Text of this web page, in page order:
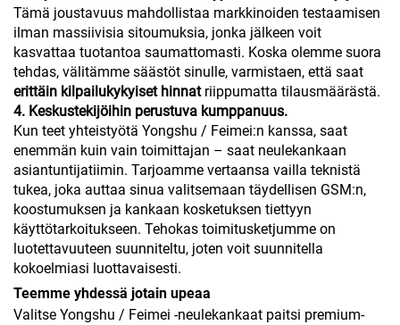
Tämä joustavuus mahdollistaa markkinoiden testaamisen
ilman massiivisia sitoumuksia, jonka jälkeen voit
kasvattaa tuotantoa saumattomasti. Koska olemme suora
tehdas, välitämme säästöt sinulle, varmistaen, että saat
erittäin kilpailukykyiset hinnat riippumatta tilausmäärästä.
4. Keskustekijöihin perustuva kumppanuus.
Kun teet yhteistyötä Yongshu / Feimei:n kanssa, saat
enemmän kuin vain toimittajan – saat neulekankaan
asiantuntijatiimin. Tarjoamme vertaansa vailla teknistä
tukea, joka auttaa sinua valitsemaan täydellisen GSM:n,
koostumuksen ja kankaan kosketuksen tiettyyn
käyttötarkoitukseen. Tehokas toimitusketjumme on
luotettavuuteen suunniteltu, joten voit suunnitella
kokoelmiasi luottavaisesti.
Teemme yhdessä jotain upeaa
Valitse Yongshu / Feimei -neulekankaat paitsi premium-